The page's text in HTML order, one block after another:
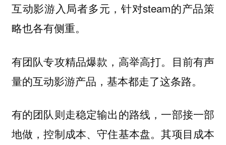
互动影游入局者多元，针对steam的产品策
略也各有侧重。
有团队专攻精品爆款，高举高打。目前有声
量的互动影游产品，基本都走了这条路。
有的团队则走稳定输出的路线，一部接一部
地做，控制成本、守住基本盘。其项目成本